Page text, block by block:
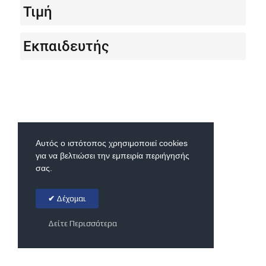
Τιμή
Εκπαιδευτής
Αυτός ο ιστότοπος χρησιμοποιεί cookies
για να βελτιώσει την εμπειρία περιήγησής
σας.
Δέχομαι
Δείτε Περισσότερα